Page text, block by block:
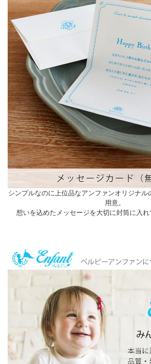
シンプルなのに上位品なアンファンオリジナル
用意。
想いを込めたメッセージを大切に封筒に入